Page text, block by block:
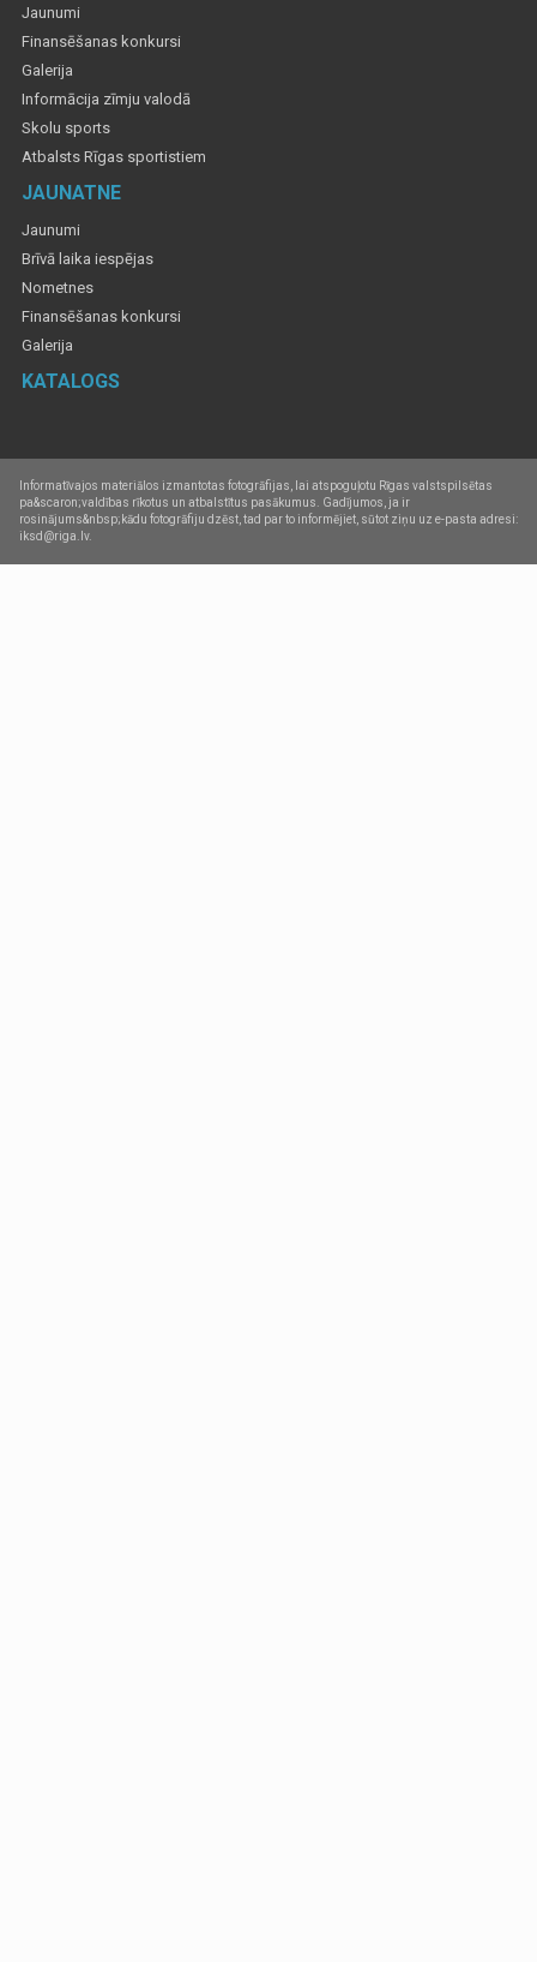
Jaunumi
Finansēšanas konkursi
Galerija
Informācija zīmju valodā
Skolu sports
Atbalsts Rīgas sportistiem
JAUNATNE
Jaunumi
Brīvā laika iespējas
Nometnes
Finansēšanas konkursi
Galerija
KATALOGS
Informatīvajos materiālos izmantotas fotogrāfijas, lai atspoguļotu Rīgas valstspilsētas
pa&scaron;valdības rīkotus un atbalstītus pasākumus. Gadījumos, ja ir
rosinājums&nbsp;kādu fotogrāfiju dzēst, tad par to informējiet, sūtot ziņu uz e-pasta adresi:
iksd@riga.lv.